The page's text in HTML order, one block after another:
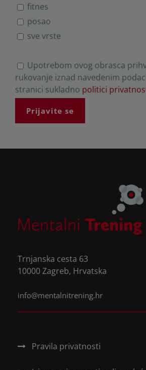
fitnes
posao
sve vrste
l
e
a
s
e
e
m
y
Upotrebom ovog obrasca
rukovanje iznad navedenim
stranici sukladno politici
Trnjanska cesta 63
10000 Zagreb, Hrvatska
info@mentalnitrening.hr
Pravila privatnosti